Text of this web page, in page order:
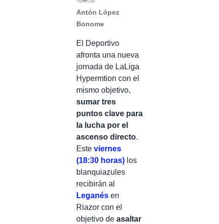
Antón López
Bonome
El Deportivo
afronta una nueva
jornada de LaLiga
Hypermtion con el
mismo objetivo,
sumar tres
puntos clave para
la lucha por el
ascenso directo.
Este viernes
(18:30 horas) los
blanquiazules
recibirán al
Leganés en
Riazor con el
objetivo de asaltar